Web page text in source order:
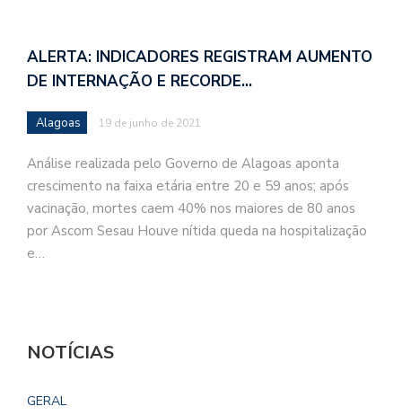
ALERTA: INDICADORES REGISTRAM AUMENTO
DE INTERNAÇÃO E RECORDE…
Alagoas 19 de junho de 2021
Análise realizada pelo Governo de Alagoas aponta
crescimento na faixa etária entre 20 e 59 anos; após
vacinação, mortes caem 40% nos maiores de 80 anos
por Ascom Sesau Houve nítida queda na hospitalização
e…
NOTÍCIAS
GERAL